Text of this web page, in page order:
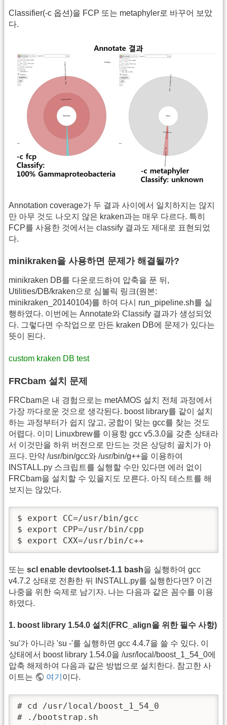
Classifier(-c 옵션)을 FCP 또는 metaphyler로 바꾸어 보았
다.
Annotation coverage가 두 결과 사이에서 일치하지는 않지
만 아무 것도 나오지 않은 kraken과는 매우 다르다. 특히
FCP를 사용한 것에서는 classify 결과도 제대로 표현되었
다.
minikraken을 사용하면 문제가 해결될까?
minikraken DB를 다운로드하여 압축을 푼 뒤,
Utilities/DB/kraken으로 심볼릭 링크(원본:
minikraken_20140104)를 하여 다시 run_pipeline.sh를 실
행하였다. 이번에는 Annotate와 Classify 결과가 생성되었
다. 그렇다면 수작업으로 만든 kraken DB에 문제가 있다는
뜻이 된다.
custom kraken DB test
FRCbam 설치 문제
FRCbam은 내 경험으로는 metAMOS 설치 전체 과정에서
가장 까다로운 것으로 생각된다. boost library를 같이 설치
하는 과정부터가 쉽지 않고, 궁합이 맞는 gcc를 찾는 것도
어렵다. 이미 Linuxbrew를 이용항 gcc v5.3.0을 갖춘 상태라
서 이것만을 하위 버전으로 만드는 것은 상당히 골치가 아
프다. 만약 /usr/bin/gcc와 /usr/bin/g++을 이용하여
INSTALL.py 스크립트를 실행할 수만 있다면 에러 없이
FRCbam을 설치할 수 있을지도 모른다. 아직 테스트를 해
보지는 않았다.
$ export CC=/usr/bin/gcc
$ export CPP=/usr/bin/cpp
$ export CXX=/usr/bin/c++
또는 scl enable devtoolset-1.1 bash을 실행하여 gcc
v4.7.2 상태로 전환한 뒤 INSTALL.py를 실행한다면? 이건
나중을 위한 숙제로 남기자. 나는 다음과 같은 꼼수를 이용
하였다.
1. boost library 1.54.0 설치(FRC_align을 위한 필수 사항)
'su'가 아니라 'su -'를 실행하면 gcc 4.4.7을 쓸 수 있다. 이
상태에서 boost library 1.54.0을 /usr/local/boost_1_54_0에
압축 해제하여 다음과 같은 방법으로 설치한다. 참고한 사
이트는
여기 이다.
# cd /usr/local/boost_1_54_0
# ./bootstrap.sh